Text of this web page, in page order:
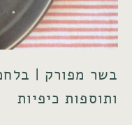
בשר מפורק |
ותוספות כיפיות